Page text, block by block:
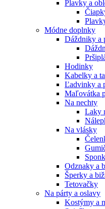
Plavky a
Módne doplnky
Dáždniky a
Hodinky
Kabelky a
Ľadvinky a
Maľovátka
Na nechty
Laky
Na vlásky
Odznaky a
Šperky a
Tetovačky
Na párty a oslavy
Kostýmy a